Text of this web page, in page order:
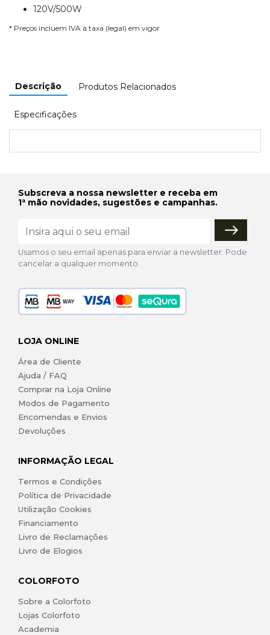
120V/500W
* Preços incluem IVA à taxa (legal) em vigor
Descrição Produtos Relacionados
Especificações
Subscreva a nossa newsletter e receba em
1ª mão novidades, sugestões e campanhas.
Usamos o seu email apenas para enviar a newsletter. Pode
cancelar a qualquer momento.
LOJA ONLINE
Área de Cliente
Ajuda / FAQ
Comprar na Loja Online
Modos de Pagamento
Encomendas e Envios
Devoluções
INFORMAÇÃO LEGAL
Termos e Condições
Política de Privacidade
Utilização Cookies
Financiamento
Livro de Reclamações
Livro de Elogios
COLORFOTO
Sobre a Colorfoto
Lojas Colorfoto
Academia